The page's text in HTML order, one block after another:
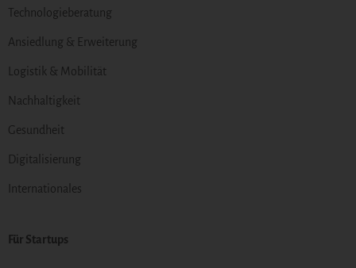
Technologieberatung
Ansiedlung & Erweiterung
Logistik & Mobilität
Nachhaltigkeit
Gesundheit
Digitalisierung
Internationales
Für Startups